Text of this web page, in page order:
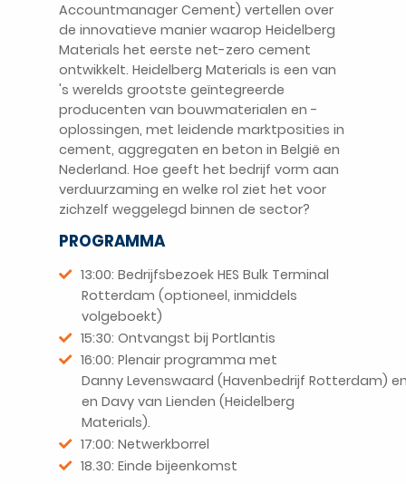
Accountmanager Cement) vertellen over
de innovatieve manier waarop Heidelberg
Materials het eerste net-zero cement
ontwikkelt. Heidelberg Materials is een van
's werelds grootste geïntegreerde
producenten van bouwmaterialen en -
oplossingen, met leidende marktposities in
cement, aggregaten en beton in België en
Nederland. Hoe geeft het bedrijf vorm aan
verduurzaming en welke rol ziet het voor
zichzelf weggelegd binnen de sector?
PROGRAMMA
13:00: Bedrijfsbezoek HES Bulk Terminal
Rotterdam (optioneel, inmiddels
volgeboekt)
15:30: Ontvangst bij Portlantis
16:00: Plenair programma met
Danny Levenswaard (Havenbedrijf Rotterdam)
en Davy van Lienden (Heidelberg
Materials).
17:00: Netwerkborrel
18.30: Einde bijeenkomst